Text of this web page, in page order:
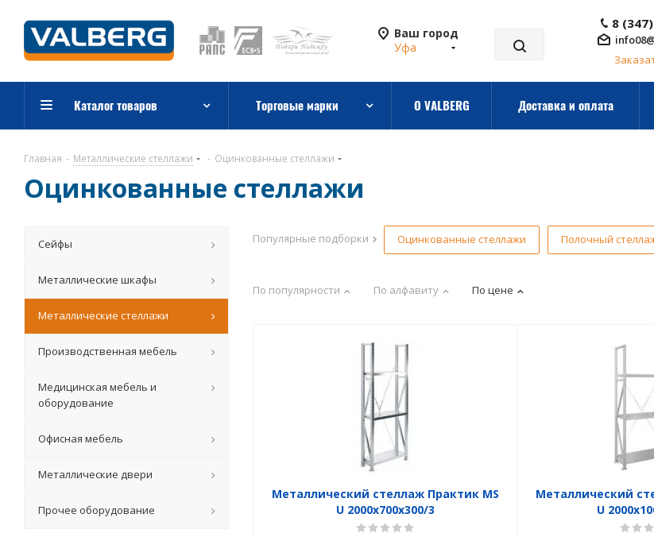
Ваш город
Уфа
8
Каталог товаров Торговые марки О VALBERG Доставка и оплата
Главная - Металлические стеллажи - Оцинкованные стеллажи
Оцинкованные стеллажи
Популярные подборки Оцинкованные стеллажи Полочный
По популярности По алфавиту По цене
Металлический стеллаж Практик MS
U 2000x700x300/3
Металлический
U
Сейфы
Металлические шкафы
Металлические стеллажи
Производственная мебель
Медицинская мебель и
оборудование
Офисная мебель
Металлические двери
Прочее оборудование